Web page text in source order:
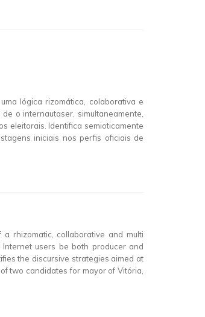
lógica rizomática, colaborativa e
o internautaser, simultaneamente,
eleitorais. Identifica semioticamente
iniciais nos perfis oficiais de
rhizomatic, collaborative and multi
users be both producer and
the discursive strategies aimed at
two candidates for mayor of Vitória,